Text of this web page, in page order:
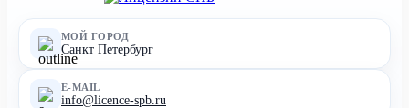
МОЙ ГОРОД
Санкт Петербург
E-MAIL
info@licence-spb.ru